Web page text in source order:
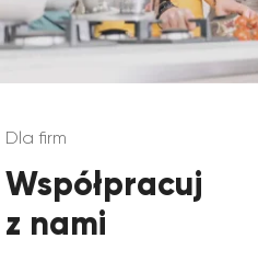
Dla firm
Współpracuj
z nami